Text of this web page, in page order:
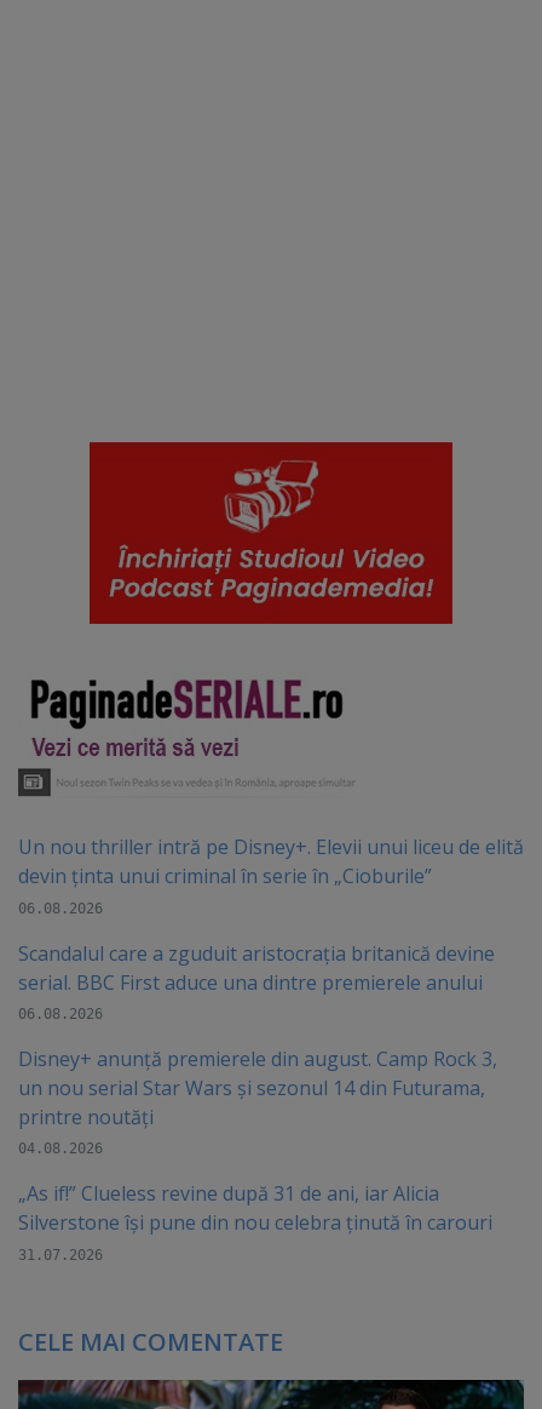
Un nou thriller intră pe Disney+. Elevii unui liceu de elită
devin ținta unui criminal în serie în „Cioburile”
06.08.2026
Scandalul care a zguduit aristocrația britanică devine
serial. BBC First aduce una dintre premierele anului
06.08.2026
Disney+ anunță premierele din august. Camp Rock 3,
un nou serial Star Wars și sezonul 14 din Futurama,
printre noutăți
04.08.2026
„As if!” Clueless revine după 31 de ani, iar Alicia
Silverstone își pune din nou celebra ținută în carouri
31.07.2026
CELE MAI COMENTATE